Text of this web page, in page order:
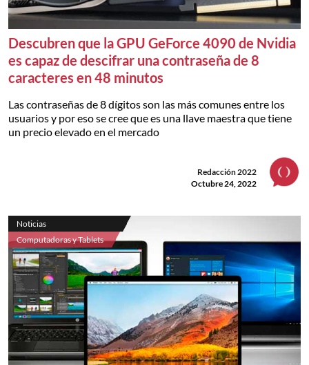
Descubren que la GPU GeForce 4090 de Nvidia
es capaz de descifrar una contraseña de 8
caracteres en 48 minutos
Las contraseñas de 8 dígitos son las más comunes entre los
usuarios y por eso se cree que es una llave maestra que tiene
un precio elevado en el mercado
Redacción 2022
Octubre 24, 2022
Noticias
Computadoras y Tablets